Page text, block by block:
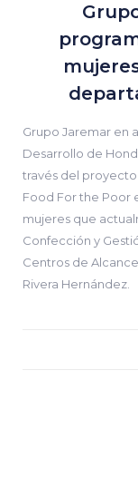
Grupo Jaremar en
Desarrollo de
través del proyecto
Food For the Poor
mujeres que
Confección y
Centros de
Rivera Hernández.